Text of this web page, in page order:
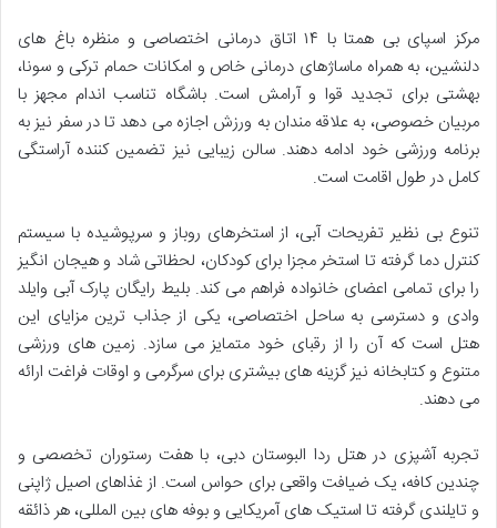
مرکز اسپای بی همتا با ۱۴ اتاق درمانی اختصاصی و منظره باغ های
دلنشین، به همراه ماساژهای درمانی خاص و امکانات حمام ترکی و سونا،
بهشتی برای تجدید قوا و آرامش است. باشگاه تناسب اندام مجهز با
مربیان خصوصی، به علاقه مندان به ورزش اجازه می دهد تا در سفر نیز به
برنامه ورزشی خود ادامه دهند. سالن زیبایی نیز تضمین کننده آراستگی
کامل در طول اقامت است.
تنوع بی نظیر تفریحات آبی، از استخرهای روباز و سرپوشیده با سیستم
کنترل دما گرفته تا استخر مجزا برای کودکان، لحظاتی شاد و هیجان انگیز
را برای تمامی اعضای خانواده فراهم می کند. بلیط رایگان پارک آبی وایلد
وادی و دسترسی به ساحل اختصاصی، یکی از جذاب ترین مزایای این
هتل است که آن را از رقبای خود متمایز می سازد. زمین های ورزشی
متنوع و کتابخانه نیز گزینه های بیشتری برای سرگرمی و اوقات فراغت ارائه
می دهند.
تجربه آشپزی در هتل ردا البوستان دبی، با هفت رستوران تخصصی و
چندین کافه، یک ضیافت واقعی برای حواس است. از غذاهای اصیل ژاپنی
و تایلندی گرفته تا استیک های آمریکایی و بوفه های بین المللی، هر ذائقه